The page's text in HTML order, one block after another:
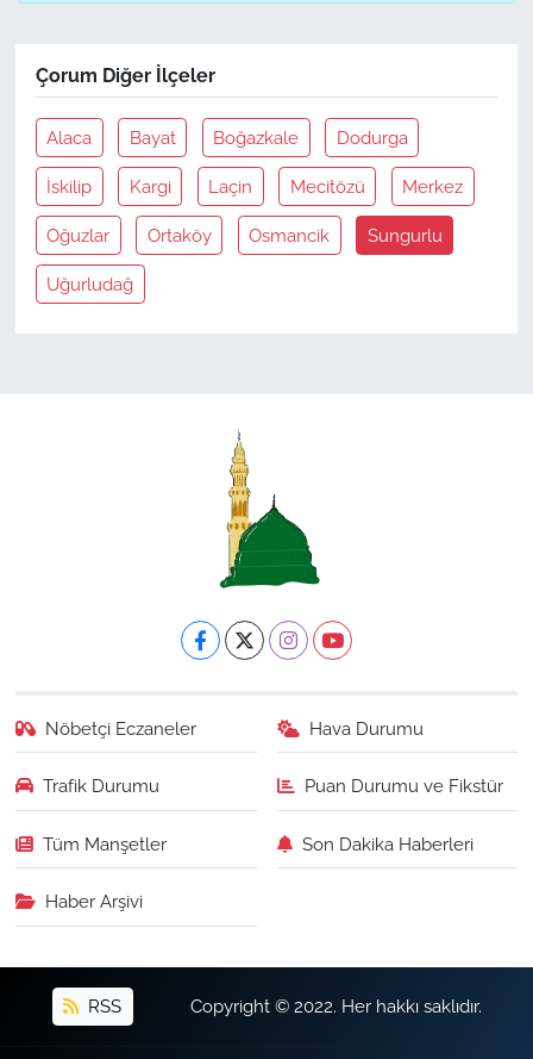
Çorum Diğer İlçeler
Alaca Bayat Boğazkale Dodurga
İskilip Kargi Laçin Mecitözü Merkez
Oğuzlar Ortaköy Osmancik Sungurlu
Uğurludağ
Nöbetçi Eczaneler Hava Durumu
Trafik Durumu Puan Durumu ve Fikstür
Tüm Manşetler Son Dakika Haberleri
Haber Arşivi
RSS Copyright © 2022. Her hakkı saklıdır.